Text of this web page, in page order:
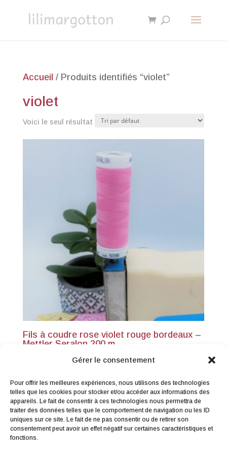
Gérer le consentement
Pour offrir les meilleures expériences, nous utilisons des technologies
telles que les cookies pour stocker et/ou accéder aux informations des
appareils. Le fait de consentir à ces technologies nous permettra de
traiter des données telles que le comportement de navigation ou les ID
uniques sur ce site. Le fait de ne pas consentir ou de retirer son
consentement peut avoir un effet négatif sur certaines caractéristiques et
fonctions.
Accueil / Produits identifiés “violet”
violet
Voici le seul résultat
Fils à coudre rose violet rouge bordeaux –
Mettler Seralon 200 m
Me contacter|Droit de rétractation|